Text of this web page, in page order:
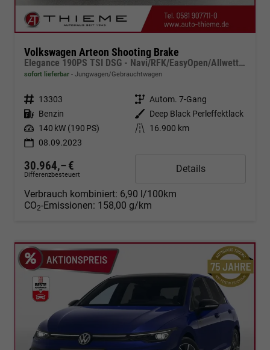
Volkswagen Arteon Shooting Brake
Elegance 190PS TSI DSG - Navi/RFK/EasyOpen/Allwetter
sofort lieferbar Jungwagen/Gebrauchtwagen
Fahrzeugnr. 13303 Getriebe Autom. 7-Gang
Kraftstoff Benzin Außenfarbe
Deep Black Perleffektlack
Leistung 140 kW (190 PS) Kilometerstand
16.900 km
08.09.2023
30.964,– €
Differenzbesteuert
Details
Verbrauch kombiniert: 6,90 l/100km
CO2-Emissionen: 158,00 g/km